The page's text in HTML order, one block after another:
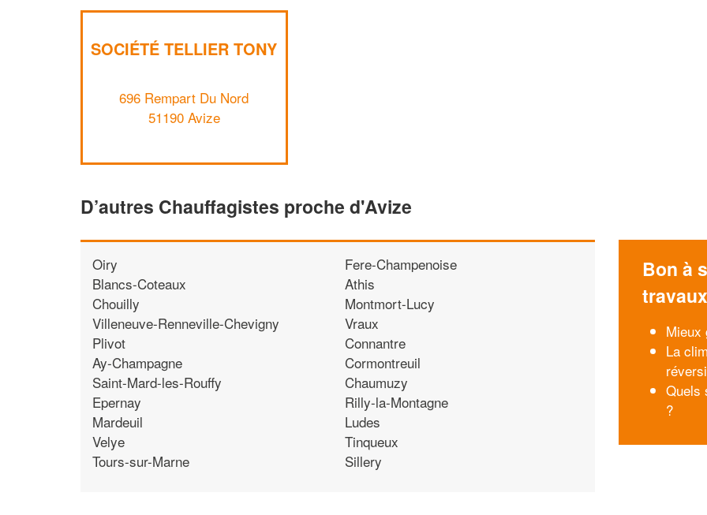
SOCIÉTÉ TELLIER TONY
696 Rempart Du Nord
51190 Avize
D’autres Chauffagistes proche d'Avize
Oiry
Blancs-Coteaux
Chouilly
Villeneuve-Renneville-Chevigny
Plivot
Ay-Champagne
Saint-Mard-les-Rouffy
Epernay
Mardeuil
Velye
Tours-sur-Marne
Fere-Champenoise
Athis
Montmort-Lucy
Vraux
Connantre
Cormontreuil
Chaumuzy
Rilly-la-Montagne
Ludes
Tinqueux
Sillery
Bon à
travaux
Mieux
La
Quels
?